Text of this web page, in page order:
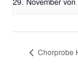
Chorprobe